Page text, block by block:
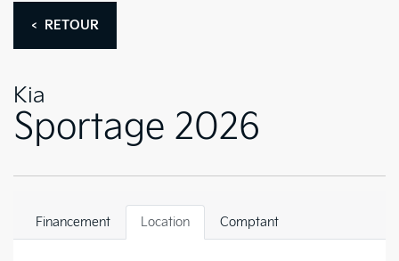
< RETOUR
Kia
Sportage 2026
Financement Location Comptant